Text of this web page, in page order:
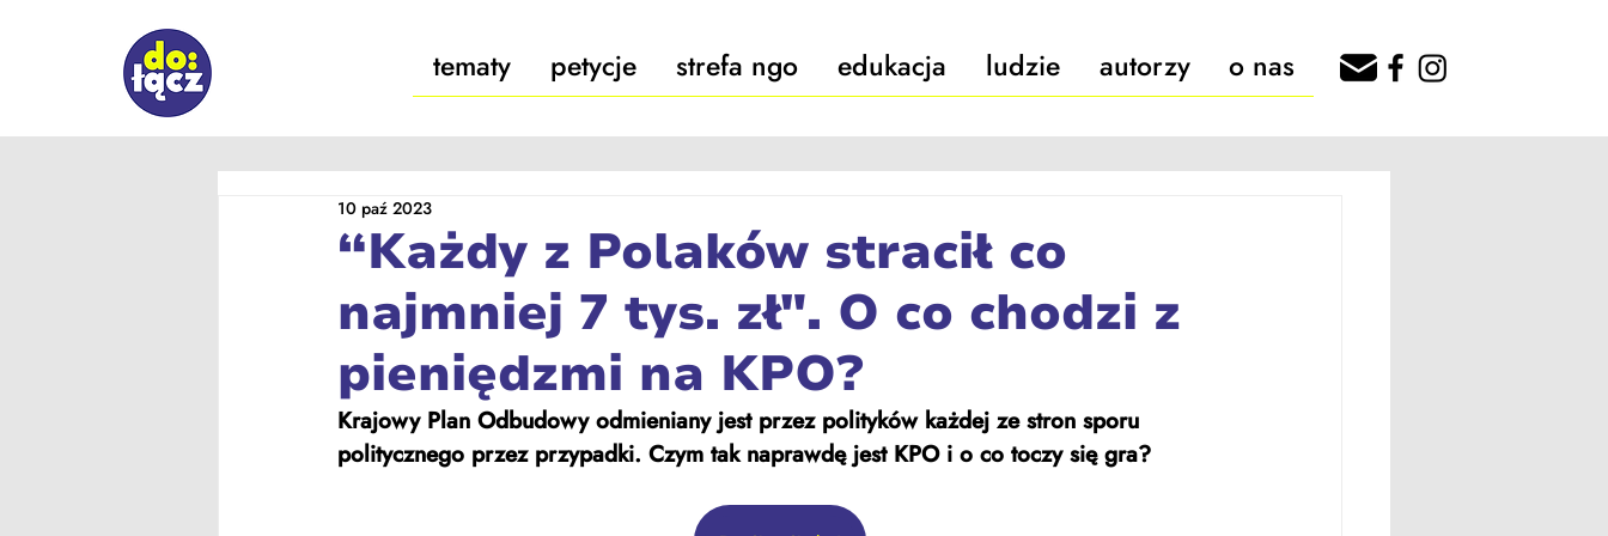
tematy petycje strefa ngo edukacja ludzie autorzy o nas
“Każdy z Polaków stracił co
najmniej 7 tys. zł". O co chodzi z
pieniędzmi na KPO?
10 paź 2023
Krajowy Plan Odbudowy odmieniany jest przez polityków każdej ze stron sporu
politycznego przez przypadki. Czym tak naprawdę jest KPO i o co toczy się gra?